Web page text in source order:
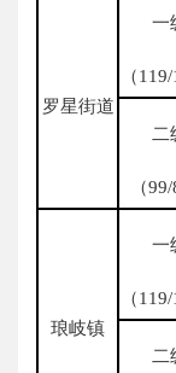
罗星街道
一
（119/
二
（99/
琅岐镇
一
（119/
二